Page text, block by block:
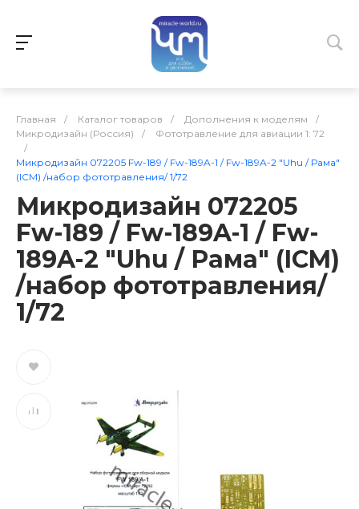
Главная / Каталог товаров / Дополнения к моделям
/
Микродизайн (Россия)
/
Фототравление для авиации 1: 72
/
Микродизайн 072205 Fw-189 / Fw-189A-1 / Fw-189A-2 "Uhu / Рама"
(ICM) /набор фототравления/ 1/72
Микродизайн 072205
Fw-189 / Fw-189A-1 / Fw-
189A-2 "Uhu / Рама" (ICM)
/набор фототравления/
1/72